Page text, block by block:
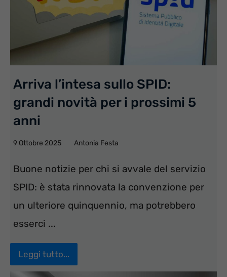
Arriva l’intesa sullo SPID:
grandi novità per i prossimi 5
anni
9 Ottobre 2025 Antonia Festa
Buone notizie per chi si avvale del servizio
SPID: è stata rinnovata la convenzione per
un ulteriore quinquennio, ma potrebbero
esserci ...
Leggi tutto...